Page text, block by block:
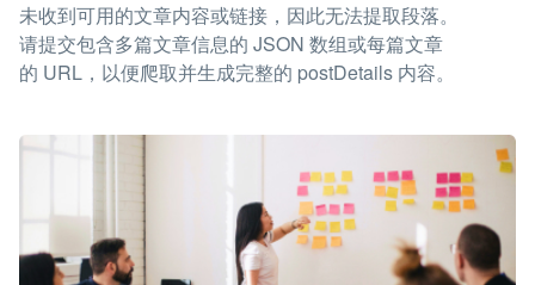
未收到可用的文章内容或链接，因此无法提取段落。
请提交包含多篇文章信息的 JSON 数组或每篇文章
的 URL，以便爬取并生成完整的 postDetails 内容。